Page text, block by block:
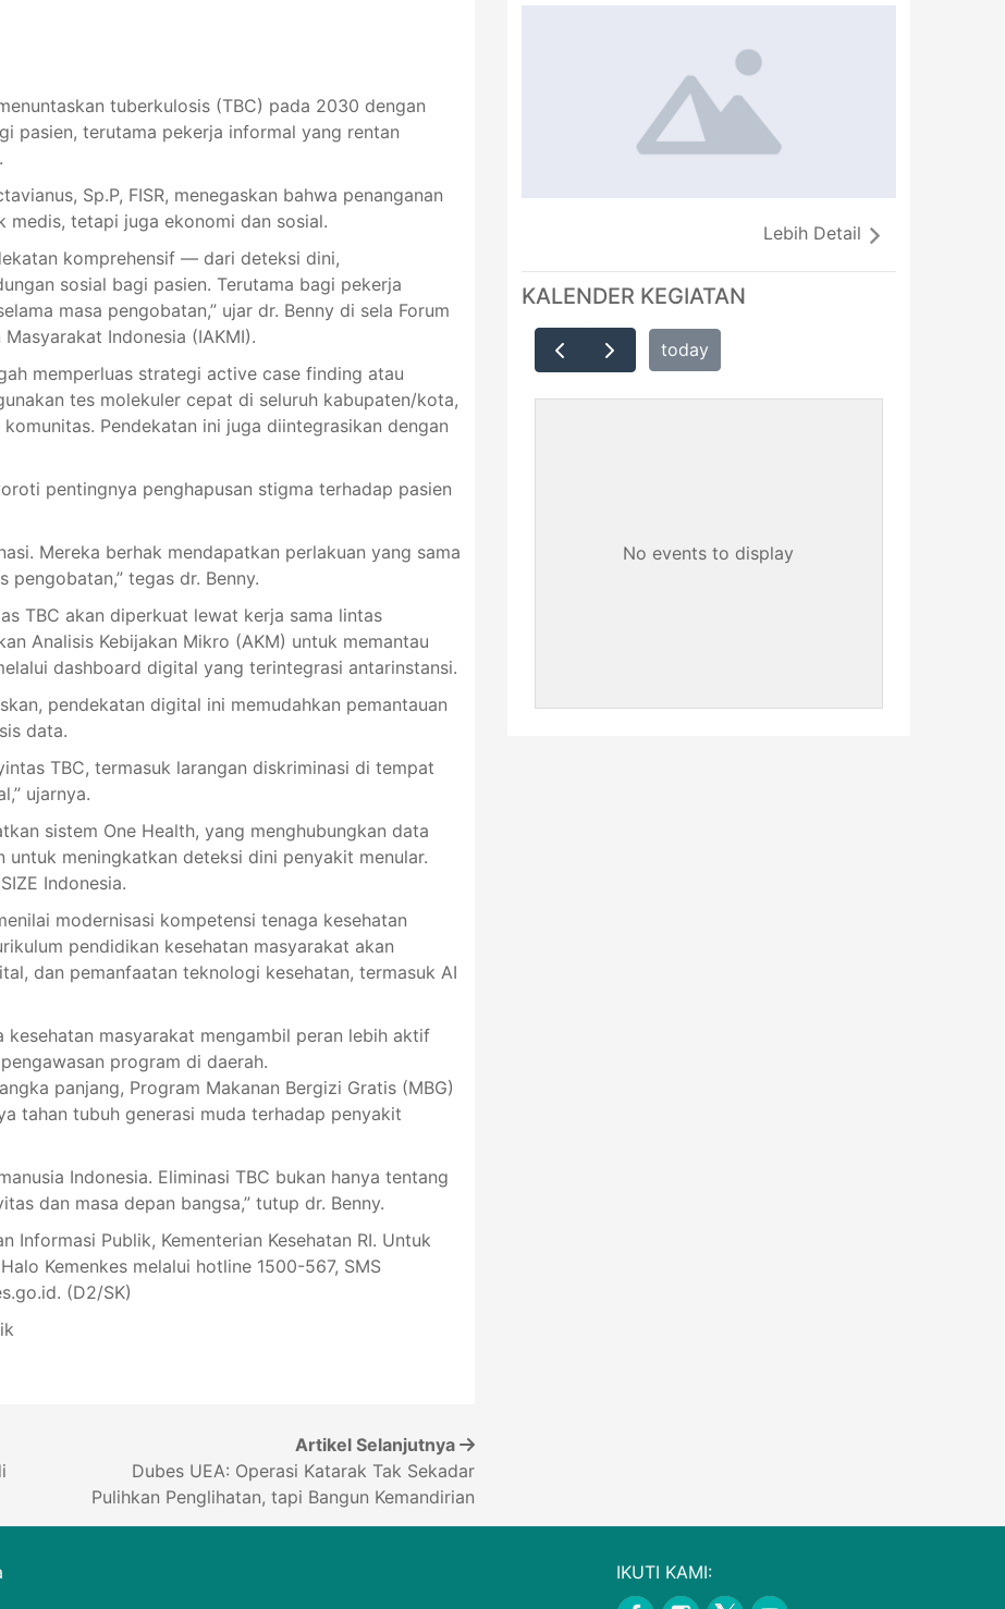
tuberkulosis (TBC) pada 2030 dengan
pasien, terutama pekerja informal yang rentan
Sp.P, FISR, menegaskan bahwa penanganan
medis, tetapi juga ekonomi dan sosial.
komprehensif — dari deteksi dini,
sosial bagi pasien. Terutama bagi pekerja
masa pengobatan,” ujar dr. Benny di sela Forum
Indonesia (IAKMI).
memperluas strategi active case finding atau
tes molekuler cepat di seluruh kabupaten/kota,
Pendekatan ini juga diintegrasikan dengan
pentingnya penghapusan stigma terhadap pasien
Mereka berhak mendapatkan perlakuan yang sama
pengobatan,” tegas dr. Benny.
TBC akan diperkuat lewat kerja sama lintas
Analisis Kebijakan Mikro (AKM) untuk memantau
dashboard digital yang terintegrasi antarinstansi.
pendekatan digital ini memudahkan pemantauan
data.
TBC, termasuk larangan diskriminasi di tempat
ujarnya.
sistem One Health, yang menghubungkan data
untuk meningkatkan deteksi dini penyakit menular.
Indonesia.
modernisasi kompetensi tenaga kesehatan
pendidikan kesehatan masyarakat akan
dan pemanfaatan teknologi kesehatan, termasuk AI
kesehatan masyarakat mengambil peran lebih aktif
program di daerah.
panjang, Program Makanan Bergizi Gratis (MBG)
tahan tubuh generasi muda terhadap penyakit
Indonesia. Eliminasi TBC bukan hanya tentang
dan masa depan bangsa,” tutup dr. Benny.
Informasi Publik, Kementerian Kesehatan RI. Untuk
Kemenkes melalui hotline 1500-567, SMS
. (D2/SK)
Artikel Selanjutnya
Dubes UEA: Operasi Katarak Tak Sekadar
Pulihkan Penglihatan, tapi Bangun Kemandirian
Lebih Detail
KALENDER KEGIATAN
today
No events to display
IKUTI KAMI: